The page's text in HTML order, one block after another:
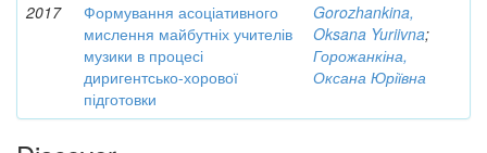
2017
Формування асоціативного
мислення майбутніх учителів
музики в процесі
диригентсько-хорової
підготовки
Gorozhankina,
Oksana Yuriivna;
Горожанкіна,
Оксана Юріївна